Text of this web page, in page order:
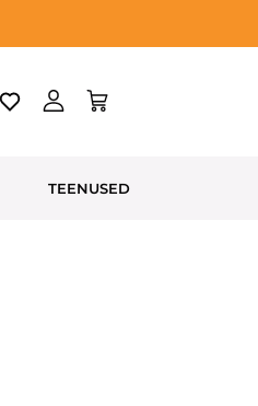
TEENUSED